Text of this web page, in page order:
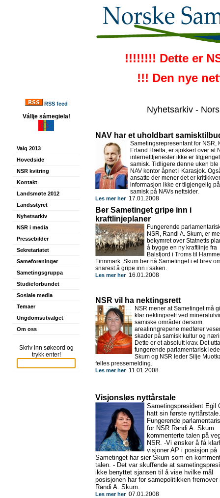
!!!!!!!! Dette er
!!! Den nye
RSS feed
Vállje sámegiela!
Valg 2013
Hovedside
NSR kvitring
Kontakt
Landsmøte 2012
Landsstyret
Nyhetsarkiv
NSR i media
Pressebilder
Sekretariatet
Sameforeninger
Sametingsgruppa
Studieforbundet
Sosiale media
Temaer
Ungdomsutvalget
Om oss
Skriv inn søkeord og
trykk enter!
Nyhetsarkiv -
NAV har et uholdbart
Sametingsrepresentant for NSR,
Erland Hætta, er sjokkert over at
internetttjenester ikke er
samisk. Tidligere denne uken ble
NAV kontor åpnet i Karasjok.
ansatte der mener det er
informasjon ikke er tilgjengelig på
samisk på NAVs nettsider.
Les mer her17.01.2008
Ber Sametinget gripe inn i
kraftlinjeplaner
Fungerende
NSR, Randi A. Skum, er
bekymret over Statnetts
å bygge en ny kraftlinje fra
Balsfjord i Troms til
Finnmark. Skum ber nå Sametinget i et brev
snarest å gripe inn i saken.
Les mer her16.01.2008
NSR vil ha nektingsrett
NSR mener at Sametinget må
klar nektingsrett ved
samiske områder dersom
arealinngrepene medfører
skader på samisk kultur og
Dette er et absolutt krav. Det
fungerende parlamentarisk
Skum og NSR leder Silje
felles pressemelding.
Les mer her11.01.2008
Visjonsløs nyttårstale
Sametingspresident Egil
hatt sin første nyttårstale.
Fungerende
for NSR Randi A. Skum
kommenterte talen på
NSR. -Vi ønsker å få
visjoner AP i posisjon på
Sametinget har sier Skum som en
talen. - Det var skuffende at
ikke benyttet sjansen til å vise hvilke mål
posisjonen har for samepolitikken fremover
Randi A. Skum.
Les mer her07.01.2008